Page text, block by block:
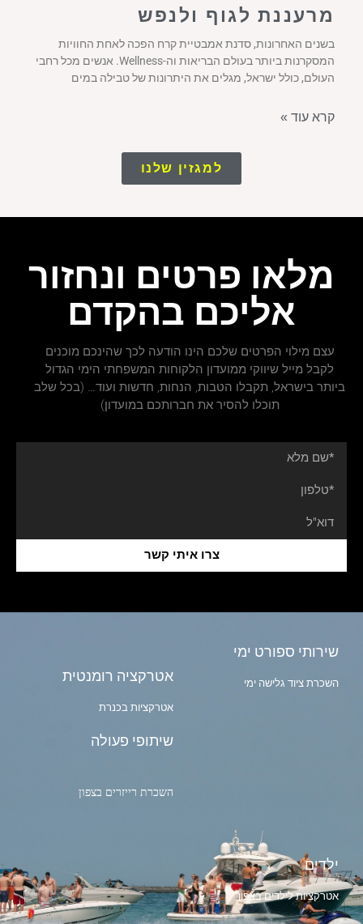
מרעננת לגוף ולנפש
בשנים האחרונות, סדנת אמבטיית קרח הפכה לאחת החוויות
המסקרנות ביותר בעולם הבריאות וה-Wellness. אנשים מכל רחבי
העולם, כולל ישראל, מגלים את היתרונות של טבילה במים
קרא עוד »
למגזין שלנו
מלאו פרטים ונחזור
אליכם בהקדם
עצם מילוי הפרטים שלכם הינו הודעה לכך שהינכם מוכנים
לקבל מייל שיווקי ממועדון הלקוחות המשפחתי הימי הגדול
ביותר בישראל, תקבלו הטבות, הנחות, חדשות ועוד… (בכל שלב
תוכלו להסיר את חברותכם במועדון)
צרו איתי קשר
שירותי ספורט ימי
השכרת ציוד גלישה ימי אטרקציה רומנטית
אטרקציות בכנרת
שיתופי פעולה
השכרת רייזרים בצפון
ילדים
אטרקציות לילדים בצפון